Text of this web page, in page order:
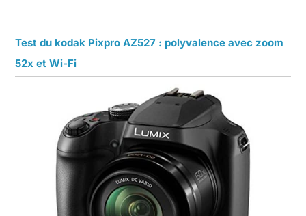
Test du kodak Pixpro AZ527 : polyvalence avec zoom
52x et Wi-Fi